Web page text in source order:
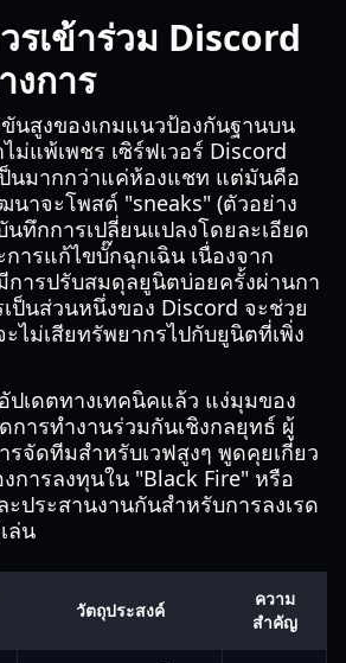
เข้าร่วม Discord
งการ
นสูงของเกมแนวป้องกันฐานบน
ม่แพ้เพชร เซิร์ฟเวอร์ Discord
ป็นมากกว่าแค่ห้องแชท แต่มันคือ
าจะโพสต์ "sneaks" (ตัวอย่าง
นทึกการเปลี่ยนแปลงโดยละเอียด
ารแก้ไขบั๊กฉุกเฉิน เนื่องจาก
การปรับสมดุลยูนิตบ่อยครั้งผ่านกา
ป็นส่วนหนึ่งของ Discord จะช่วย
ไม่เสียทรัพยากรไปกับยูนิตที่เพิ่ง
ปเดตทางเทคนิคแล้ว แง่มุมของ
การทำงานร่วมกันเชิงกลยุทธ์ ผู้
รจัดทีมสำหรับเวฟสูงๆ พูดคุยเกี่ยว
การลงทุนใน "Black Fire" หรือ
ะประสานงานกันสำหรับการลงเรด
ล่น
วัตถุประสงค์
ความ
สำคัญ